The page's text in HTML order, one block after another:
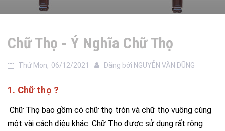
Chữ Thọ - Ý Nghĩa Chữ Thọ
Thứ Mon, 06/12/2021 Đăng bởi NGUYỄN VĂN DŨNG
1. Chữ thọ ?
Chữ Thọ bao gồm có chữ thọ tròn và chữ thọ vuông cùng
một vài cách điệu khác. Chữ Thọ được sử dụng rất rộng